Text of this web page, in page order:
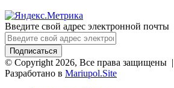
Введите свой адрес электронной почты
© Copyright 2026, Все права защищены |
Разработано в Mariupol.Site